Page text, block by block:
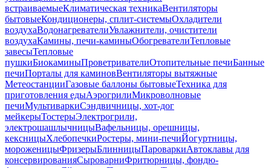
встраиваемыеКлиматическая техникаВентиляторы
бытовыеКондиционеры, сплит-системыОхладители
воздухаВодонагревателиУвлажнители, очистители
воздухаКамины, печи-каминыОбогревателиТепловые
завесыТепловые
пушкиБиокаминыПроветривателиОтопительные печиБанные
печиПорталы для каминовВентиляторы вытяжные
МетеостанцииГазовые баллоны бытовыеТехника для
приготовления едыАэрогрилиМикроволновые
печиМультиваркиСэндвичницы, хот-дог
мейкерыТостерыЭлектрогрили,
электрошашлычницыВафельницы, орешницы,
кексницыХлебопечкиРостеры, мини-печиЙогуртницы,
мороженицыФризерыБлинницыПароваркиАвтоклавы для
консервированияСыроварниФритюрницы, фондю-